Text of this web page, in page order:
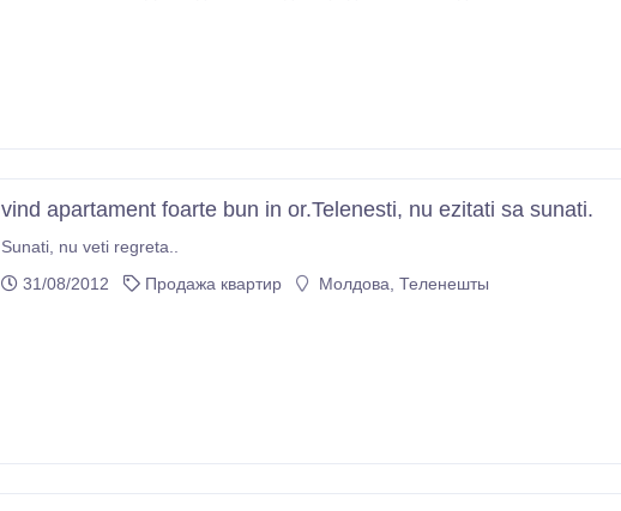
vind apartament foarte bun in or.Telenesti, nu ezitati sa sunati.
Sunati, nu veti regreta..
31/08/2012
Продажа квартир Молдова, Теленешты